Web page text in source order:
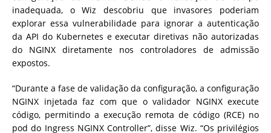
inadequada, o Wiz descobriu que invasores poderiam
explorar essa vulnerabilidade para ignorar a autenticação
da API do Kubernetes e executar diretivas não autorizadas
do NGINX diretamente nos controladores de admissão
expostos.
“Durante a fase de validação da configuração, a configuração
NGINX injetada faz com que o validador NGINX execute
código, permitindo a execução remota de código (RCE) no
pod do Ingress NGINX Controller”, disse Wiz. “Os privilégios